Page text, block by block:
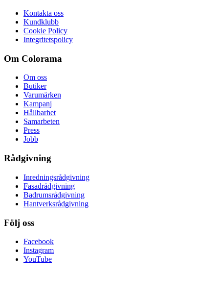
Kontakta oss
Kundklubb
Cookie Policy
Integritetspolicy
Om Colorama
Om oss
Butiker
Varumärken
Kampanj
Hållbarhet
Samarbeten
Press
Jobb
Rådgivning
Inredningsrådgivning
Fasadrådgivning
Badrumsrådgivning
Hantverksrådgivning
Följ oss
Facebook
Instagram
YouTube